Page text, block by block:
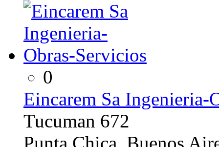
0
Eincarem Sa Ingenieria-
Tucuman 672
Punta Chica, Buenos